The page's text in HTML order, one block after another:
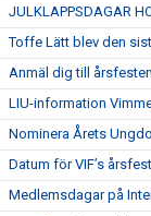
JULKLAPPSDAGAR
Toffe Lätt blev den
Anmäl dig till
LIU-information
Nominera Årets
Datum för VIF’s
Medlemsdagar på